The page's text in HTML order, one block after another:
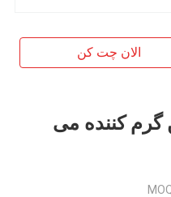
الان چت کن
کننده می